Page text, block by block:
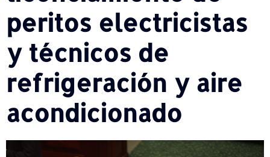
peritos electricistas
y técnicos de
refrigeración y aire
acondicionado